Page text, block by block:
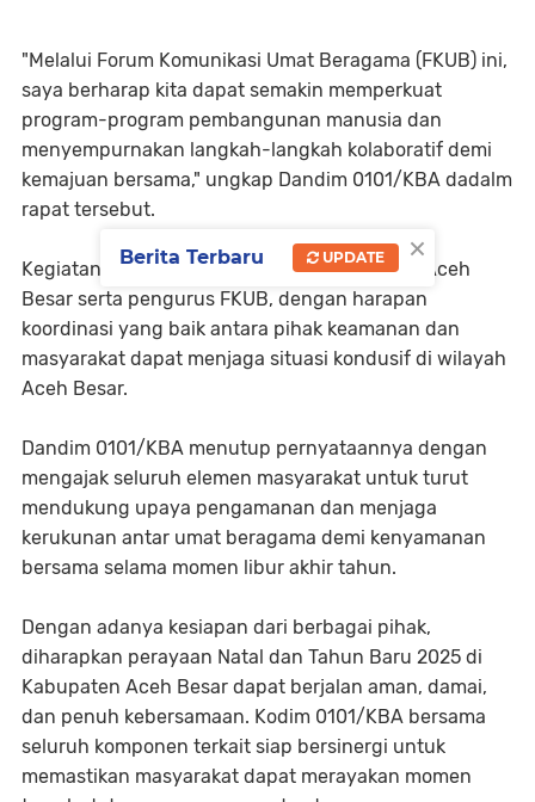
"Melalui Forum Komunikasi Umat Beragama (FKUB) ini,
saya berharap kita dapat semakin memperkuat
program-program pembangunan manusia dan
menyempurnakan langkah-langkah kolaboratif demi
kemajuan bersama," ungkap Dandim 0101/KBA dadalm
rapat tersebut.
Kegiatan ini dihadiri oleh jajaran Forkopimda Aceh
Besar serta pengurus FKUB, dengan harapan
koordinasi yang baik antara pihak keamanan dan
masyarakat dapat menjaga situasi kondusif di wilayah
Aceh Besar.
Dandim 0101/KBA menutup pernyataannya dengan
mengajak seluruh elemen masyarakat untuk turut
mendukung upaya pengamanan dan menjaga
kerukunan antar umat beragama demi kenyamanan
bersama selama momen libur akhir tahun.
Dengan adanya kesiapan dari berbagai pihak,
diharapkan perayaan Natal dan Tahun Baru 2025 di
Kabupaten Aceh Besar dapat berjalan aman, damai,
dan penuh kebersamaan. Kodim 0101/KBA bersama
seluruh komponen terkait siap bersinergi untuk
memastikan masyarakat dapat merayakan momen
×
Berita Terbaru UPDATE